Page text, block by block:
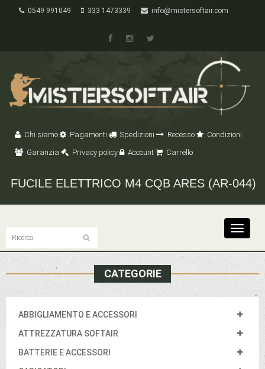
0549 991049 333 1473339 info@mistersoftair.com
Chi siamo Pagamenti Spedizioni Recesso
Condizioni
Garanzia
Privacy policy Account Carrello
FUCILE ELETTRICO M4 CQB ARES (AR-044)
Toggle
CATEGORIE
ABBIGLIAMENTO E ACCESSORI
ATTREZZATURA SOFTAIR
BATTERIE E ACCESSORI